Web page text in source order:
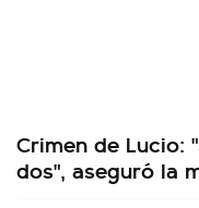
Crimen de Lucio:
dos", aseguró la